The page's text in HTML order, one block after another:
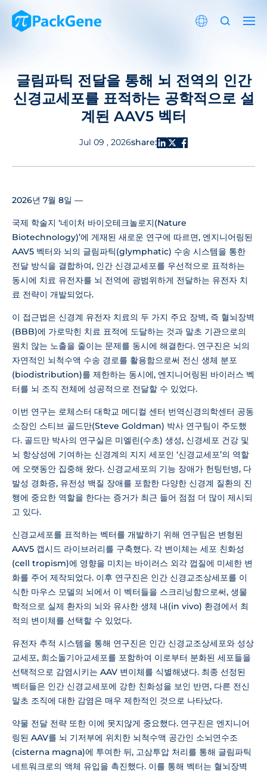
글림파틱 전달을 통해 뇌 전역의 인간
신경교세포를 표적하는 공학적으로 설
계된 AAV5 벡터
Jul 09 , 2026share:
2026년 7월 8일 —
국제 학술지 ‘네이처 바이오테크놀로지(Nature
Biotechnology)’에 게재된 새로운 연구에 따르면, 엔지니어링된
AAV5 벡터와 뇌의 글림파틱(glymphatic) 수송 시스템을 통한
전달 방식을 결합하여, 인간 신경교세포를 우선적으로 표적하는
동시에 치료 유전자를 뇌 전역에 광범위하게 전달하는 유전자 치
료 전략이 개발되었다.
이 접근법은 신경계 유전자 치료의 두 가지 주요 장벽, 즉 혈뇌장벽
(BBB)에 가로막힌 치료 표적에 도달하는 것과 말초 기관으로의
원치 않는 노출을 줄이는 문제를 동시에 해결한다. 연구진은 뇌의
자연적인 뇌척수액 수송 경로를 활용함으로써 전신 생체 분포
(biodistribution)를 제한하는 동시에, 엔지니어링된 바이러스 벡
터를 뇌 조직 전체에 성공적으로 전달할 수 있었다.
이번 연구는 로체스터 대학교 메디컬 센터 번역신경의학센터 공동
소장인 스티브 골드만(Steve Goldman) 박사 연구팀이 주도했
다. 골드만 박사의 연구실은 미엘린(수초) 생성, 신경세포 건강 및
뇌 항상성에 기여하는 신경계의 지지 세포인 ‘신경교세포’의 역할
에 오랫동안 집중해 왔다. 신경교세포의 기능 장애가 헌팅턴병, 다
발성 경화증, 유전성 백질 장애를 포함한 다양한 신경계 질환의 진
행에 중요한 역할을 한다는 증거가 최근 들어 점점 더 많이 제시되
고 있다.
신경교세포를 표적하는 벡터를 개발하기 위해 연구팀은 변형된
AAV5 캡시드 라이브러리를 구축했다. 각 변이체는 세포 친화성
(cell tropism)에 영향을 미치는 바이러스 외각 껍질에 미세한 변
화를 주어 제작되었다. 이후 연구진은 인간 신경교조상세포를 이
식한 마우스 모델의 뇌에서 이 벡터들을 스크리닝함으로써, 생물
학적으로 실제 환자의 뇌와 유사한 생체 내(in vivo) 환경에서 최
적의 변이체를 선택할 수 있었다.
유전자 추적 시스템을 통해 연구진은 인간 신경교조상세포와 성상
교세포, 희소돌기아교세포를 포함하여 이로부터 분화된 세포들을
선택적으로 감염시키는 AAV 변이체를 식별해냈다. 최종 선정된
벡터들은 인간 신경교세포에 강한 친화성을 보인 반면, 다른 전신
말초 조직에 대한 감염은 매우 제한적인 것으로 나타났다.
약물 전달 전략 또한 이에 못지않게 중요했다. 연구진은 엔지니어
링된 AAV를 뇌 기저부에 위치한 뇌척수액 공간인 소뇌연수조
(cisterna magna)에 투여한 뒤, 고삼투압 처리를 통해 글림파틱
네트워크로의 액체 유입을 촉진했다. 이를 통해 벡터는 혈뇌장벽